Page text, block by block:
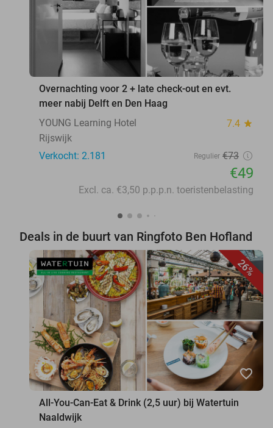
Overnachting voor 2 + late check-out en evt.
meer nabij Delft en Den Haag
YOUNG Learning Hotel
7.4 star
Rijswijk
Verkocht: 2.181
Regulier €73
€49
Excl. ca. €3,50 p.p.p.n. toeristenbelasting
Deals in de buurt van Ringfoto Ben Hofland
26%
favorite_border
All-You-Can-Eat & Drink (2,5 uur) bij Watertuin
Naaldwijk